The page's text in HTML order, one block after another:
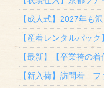
【成人式】2027年も
【産着レンタルパッ
【最新】【卒業袴の
【新入荷】訪問着